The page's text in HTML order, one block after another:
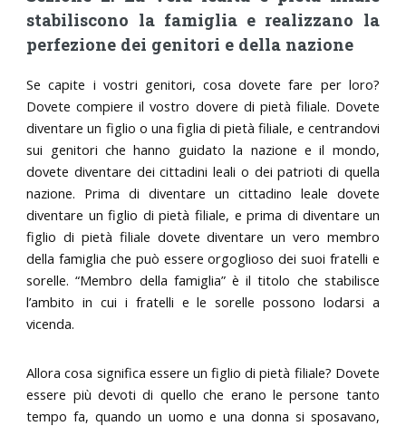
stabiliscono la famiglia e realizzano la
perfezione dei genitori e della nazione
Se capite i vostri genitori, cosa dovete fare per loro?
Dovete compiere il vostro dovere di pietà filiale. Dovete
diventare un figlio o una figlia di pietà filiale, e centrandovi
sui genitori che hanno guidato la nazione e il mondo,
dovete diventare dei cittadini leali o dei patrioti di quella
nazione. Prima di diventare un cittadino leale dovete
diventare un figlio di pietà filiale, e prima di diventare un
figlio di pietà filiale dovete diventare un vero membro
della famiglia che può essere orgoglioso dei suoi fratelli e
sorelle. “Membro della famiglia” è il titolo che stabilisce
l’ambito in cui i fratelli e le sorelle possono lodarsi a
vicenda.
Allora cosa significa essere un figlio di pietà filiale? Dovete
essere più devoti di quello che erano le persone tanto
tempo fa, quando un uomo e una donna si sposavano,